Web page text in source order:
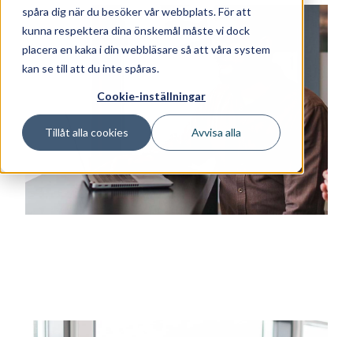
spåra dig när du besöker vår webbplats. För att
kunna respektera dina önskemål måste vi dock
placera en kaka i din webbläsare så att våra system
kan se till att du inte spåras.
Cookie-inställningar
Tillåt alla cookies Avvisa alla